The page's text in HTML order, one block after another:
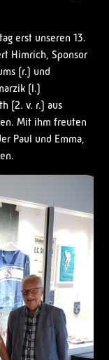
erst unseren 13.
Himrich, Sponsor
(r.) und
(l.)
(2. v. r.) aus
Mit ihm freuten
Paul und Emma,